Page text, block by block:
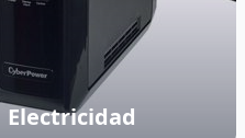
Electricidad